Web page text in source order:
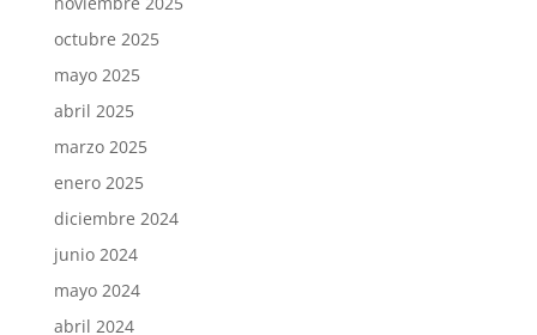
octubre 2025
mayo 2025
abril 2025
marzo 2025
enero 2025
diciembre 2024
junio 2024
mayo 2024
abril 2024